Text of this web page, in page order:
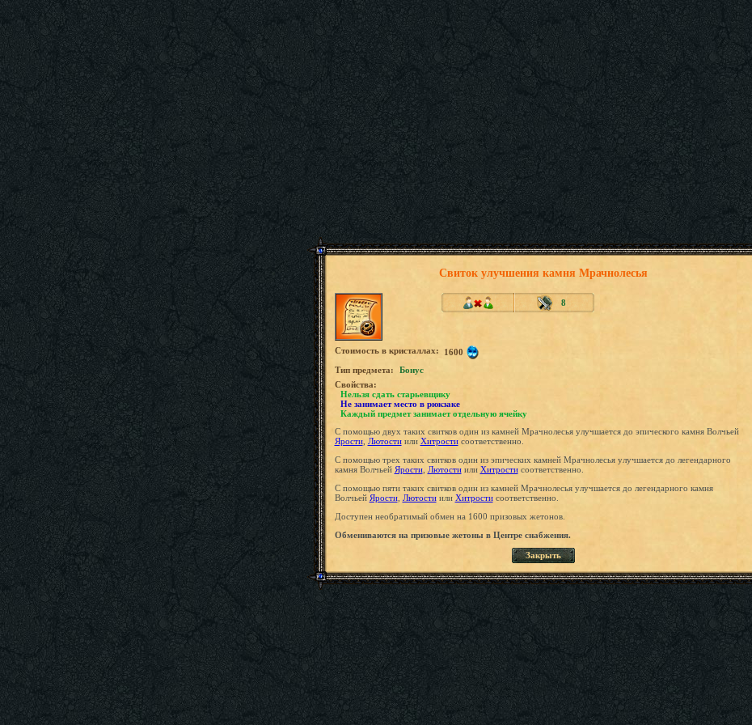
Свиток улучшения камня Мрачнолесья
8
Стоимость в кристаллах:
1600
Tип предмета:
Бонус
Свойства:
Нельзя сдать старьевщику
Не занимает место в рюкзаке
Каждый предмет занимает отдельную ячейку
С помощью двух таких свитков один из камней Мрачнолесья улучшается до эпического камня Волчьей
Ярости, Лютостиили Хитростисоответственно.
С помощью трех таких свитков один из эпических камней Мрачнолесья улучшается до легендарного
камня Волчьей Ярости, Лютостиили Хитростисоответственно.
С помощью пяти таких свитков один из камней Мрачнолесья улучшается до легендарного камня
Волчьей Ярости, Лютостиили Хитростисоответственно.
Доступен необратимый обмен на 1600 призовых жетонов.
Обмениваются на призовые жетоны в Центре снабжения.
Закрыть